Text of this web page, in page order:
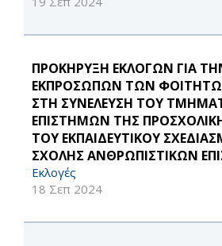
ΠΡΟΚΗΡΥΞΗ ΕΚΛΟΓΩΝ ΓΙΑ
ΕΚΠΡΟΣΩΠΩΝ ΤΩΝ
ΣΤΗ ΣΥΝΕΛΕΥΣΗ ΤΟΥ
ΕΠΙΣΤΗΜΩΝ ΤΗΣ
ΤΟΥ ΕΚΠΑΙΔΕΥΤΙΚΟΥ
ΣΧΟΛΗΣ ΑΝΘΡΩΠΙΣΤΙΚΩΝ
Εκλογές
18 Σεπ 2024